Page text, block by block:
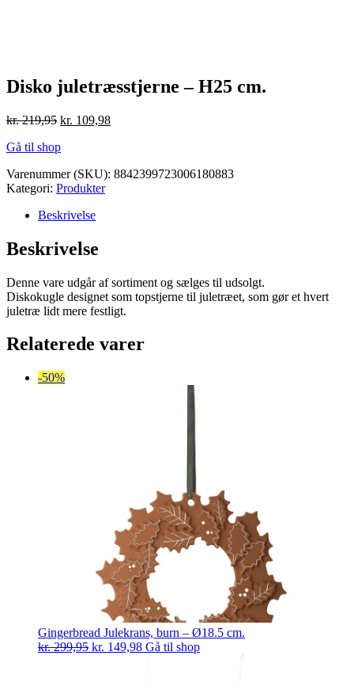
Disko juletræsstjerne – H25 cm.
kr.219,95 Den
pris
kr. 219,95.
kr. 109,98Den
kr. 109,98.
Gå til shop
Varenummer (SKU): 8842399723006180883
Kategori: Produkter
Beskrivelse
Beskrivelse
Denne vare udgår af sortiment og sælges til udsolgt.
Diskokugle designet som topstjerne til juletræet, som gør et hvert
juletræ lidt mere festligt.
Relaterede varer
-50%
Gingerbread Julekrans, burn – Ø18.5 cm.
kr.299,95 Den
kr. 149,98Den
Gå til shop